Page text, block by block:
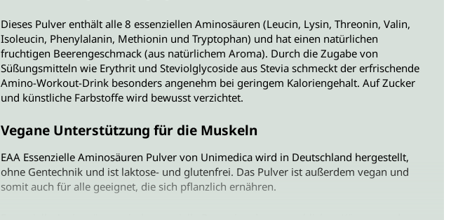
Dieses Pulver enthält alle 8 essenziellen Aminosäuren (Leucin, Lysin, Threonin, Valin,
Isoleucin, Phenylalanin, Methionin und Tryptophan) und hat einen natürlichen
fruchtigen Beerengeschmack (aus natürlichem Aroma). Durch die Zugabe von
Süßungsmitteln wie Erythrit und Steviolglycoside aus Stevia schmeckt der erfrischende
Amino-Workout-Drink besonders angenehm bei geringem Kaloriengehalt. Auf Zucker
und künstliche Farbstoffe wird bewusst verzichtet.
Vegane Unterstützung für die Muskeln
EAA Essenzielle Aminosäuren Pulver von Unimedica wird in Deutschland hergestellt,
ohne Gentechnik und ist laktose- und glutenfrei. Das Pulver ist außerdem vegan und
somit auch für alle geeignet, die sich pflanzlich ernähren.